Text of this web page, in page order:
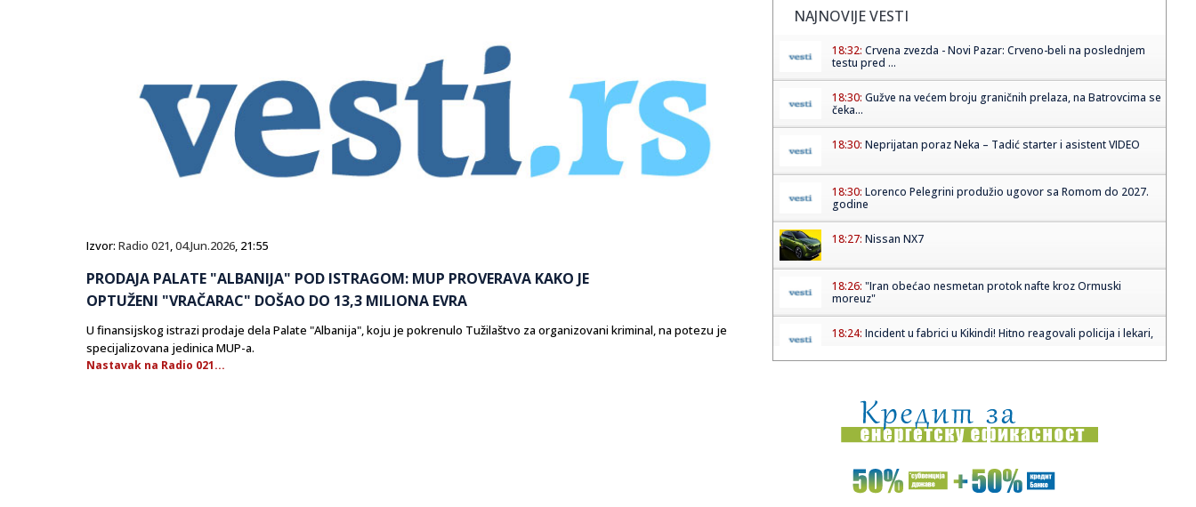
Izvor: Radio 021,04.Jun.2026, 21:55
PRODAJA PALATE "ALBANIJA" POD ISTRAGOM: MUP PROVERAVA KAKO JE
OPTUŽENI "VRAČARAC" DOŠAO DO 13,3 MILIONA EVRA
U finansijskog istrazi prodaje dela Palate "Albanija", koju je pokrenulo Tužilaštvo za organizovani kriminal, na potezu je
specijalizovana jedinica MUP-a.
Nastavak na Radio 021...
NAJNOVIJE VESTI
18:32: Crvena zvezda - Novi Pazar: Crveno-beli na poslednjem
testu pred ...
18:30: Gužve na većem broju graničnih prelaza, na Batrovcima se
čeka...
18:30: Neprijatan poraz Neka – Tadić starter i asistent VIDEO
18:30: Lorenco Pelegrini produžio ugovor sa Romom do 2027.
godine
18:27: Nissan NX7
18:26: "Iran obećao nesmetan protok nafte kroz Ormuski
moreuz"
18:24: Incident u fabrici u Kikindi! Hitno reagovali policija i lekari,
18:16:Željko Mitrović potvrdio: Posle Anđele, pa Cara - i ovaj
čove...
18:16:Hetafe ispustio pobedu protiv premijerligaša, a onda
saopštio v...